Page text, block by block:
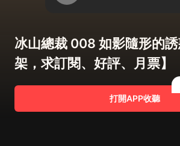
冰山總裁 008 如影隨形的
架，求訂閱、好評、月票】
打開APP收聽